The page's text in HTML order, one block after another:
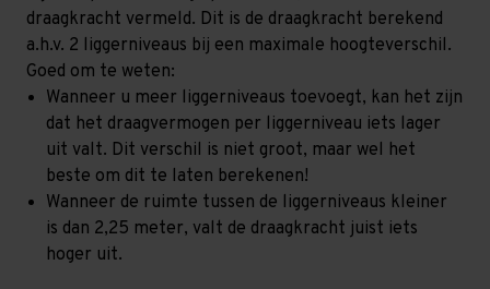
draagkracht vermeld. Dit is de draagkracht berekend
a.h.v. 2 liggerniveaus bij een maximale hoogteverschil.
Goed om te weten:
Wanneer u meer liggerniveaus toevoegt, kan het zijn
dat het draagvermogen per liggerniveau iets lager
uit valt. Dit verschil is niet groot, maar wel het
beste om dit te laten berekenen!
Wanneer de ruimte tussen de liggerniveaus kleiner
is dan 2,25 meter, valt de draagkracht juist iets
hoger uit.